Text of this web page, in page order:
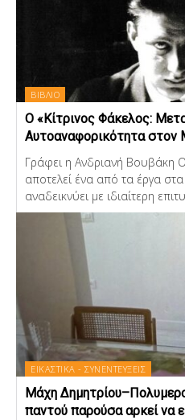
ΒΙΒΛΙΟ
Ο «Κίτρινος Φάκελος:
Αυτοαναφορικότητα στον
Γράφει η Ανδριανή Βουβάκη Ο «Κίτρινος Φάκελος»
αποτελεί ένα από τα έργα
αναδεικνύει με ιδιαίτερη
ΕΙΚΑΣΤΙΚΑ - ΣΥΝΕΝΤΕΥΞΕΙΣ
Μάχη
παντού παρούσα αρκεί να